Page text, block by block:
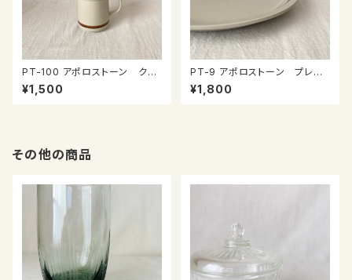
PT-100 アポロストーン クリ
ーマー
¥1,500
PT-9 アポロストーン プレー
ト
¥1,800
その他の商品